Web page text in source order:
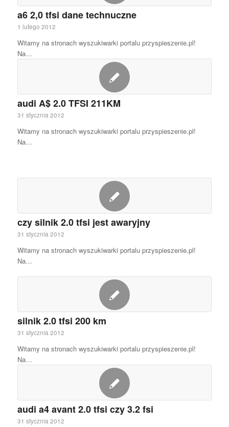
a6 2,0 tfsi dane technuczne
1 lutego 2012
Witamy na stronach wyszukiwarki portalu przyspieszenie.pl!
Na…
audi A$ 2.0 TFSI 211KM
31 stycznia 2012
Witamy na stronach wyszukiwarki portalu przyspieszenie.pl!
Na…
czy silnik 2.0 tfsi jest awaryjny
31 stycznia 2012
Witamy na stronach wyszukiwarki portalu przyspieszenie.pl!
Na…
silnik 2.0 tfsi 200 km
31 stycznia 2012
Witamy na stronach wyszukiwarki portalu przyspieszenie.pl!
Na…
audi a4 avant 2.0 tfsi czy 3.2 fsi
31 stycznia 2012